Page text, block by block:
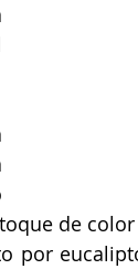
de
por